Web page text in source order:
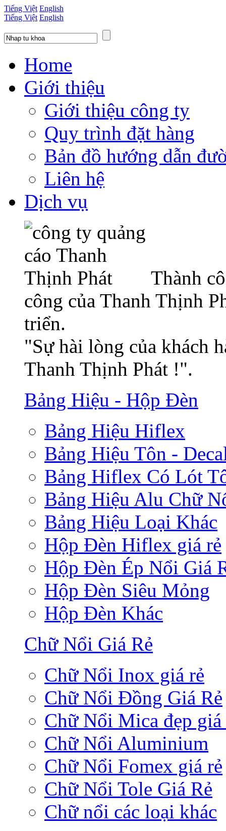
Tiếng Việt English
Tiếng Việt English
Home
Giới thiệu
Giới thiệu công ty
Quy trình đặt hàng
Bản đồ hướng dẫn
Liên hệ
Dịch vụ
Thành
công của Thanh Thịnh
triển.
"Sự hài lòng của khách
Thanh Thịnh Phát !".
Bảng Hiệu - Hộp Đèn
Bảng Hiệu Hiflex
Bảng Hiệu Tôn -
Bảng Hiflex Có Lót
Bảng Hiệu Alu Chữ
Bảng Hiệu Loại Khác
Hộp Đèn Hiflex giá rẻ
Hộp Đèn Ép Nổi Giá
Hộp Đèn Siêu Mỏng
Hộp Đèn Khác
Chữ Nổi Giá Rẻ
Chữ Nổi Inox giá rẻ
Chữ Nổi Đồng Giá Rẻ
Chữ Nổi Mica đẹp giá
Chữ Nổi Aluminium
Chữ Nổi Fomex giá rẻ
Chữ Nổi Tole Giá Rẻ
Chữ nổi các loại khác